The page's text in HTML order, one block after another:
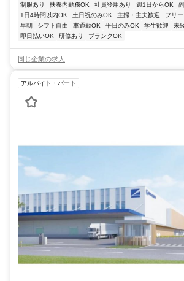
制服あり 扶養内勤務OK 社員登用あり 週1日からOK
1日4時間以内OK
土日祝のみOK 主婦・主夫歓迎 フリ
早朝
シフト自由 車通勤OK 平日のみOK 学生歓迎 未
即日払いOK
研修あり ブランクOK
同じ企業の求人
アルバイト・パート